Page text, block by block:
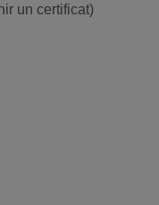
un certificat)